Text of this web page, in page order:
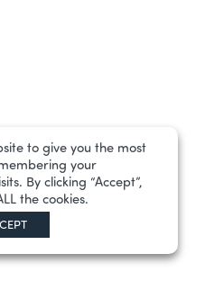
to give you the most
your
By clicking “Accept”,
the cookies.